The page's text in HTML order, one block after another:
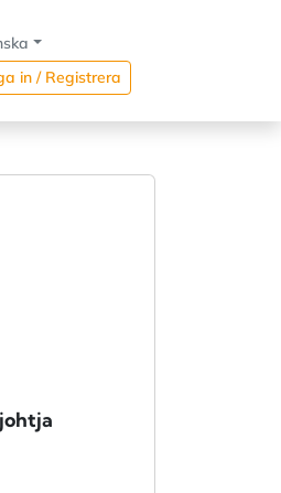
in / Registrera